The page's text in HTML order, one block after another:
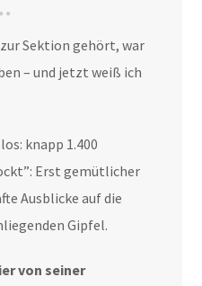
Sektion gehört, war
– und jetzt weiß ich
knapp 1.400
Erst gemütlicher
Ausblicke auf die
Gipfel.
von seiner